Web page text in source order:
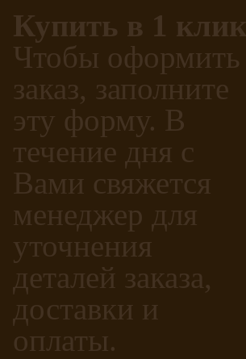
Купить в 1 клик
Чтобы оформить
заказ, заполните
эту форму. В
течение дня с
Вами свяжется
менеджер для
уточнения
деталей заказа,
доставки и
оплаты.